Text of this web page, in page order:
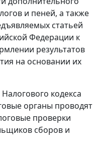
и пеней, а также
статьей
Федерации к
результатов
на основании их
Налогового кодекса
органы проводят
проверки
сборов и